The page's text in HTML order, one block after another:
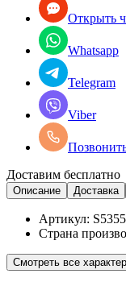
Открыть
Whatsapp
Telegram
Viber
Доставим бесплатно
Описание Доставка
Артикул:
Страна
Смотреть все